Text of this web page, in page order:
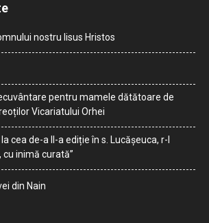
nostru Iisus Hristos
pentru mamele dătătoare de
Vicariatului Orhei
cea de-a II-a ediție în s. Lucășeuca, r-l
cu inimă curată”
din Nain